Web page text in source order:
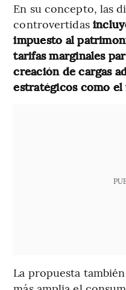
En su concepto, las
controvertidas
impuesto al
tarifas marginales
creación de cargas
estratégicos como
La propuesta